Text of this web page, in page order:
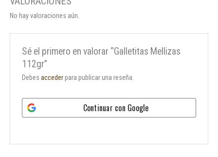
No hay valoraciones aún.
Sé el primero en valorar “Galletitas Mellizas
112gr”
Debesaccederpara publicar una reseña.
Continuar con Google